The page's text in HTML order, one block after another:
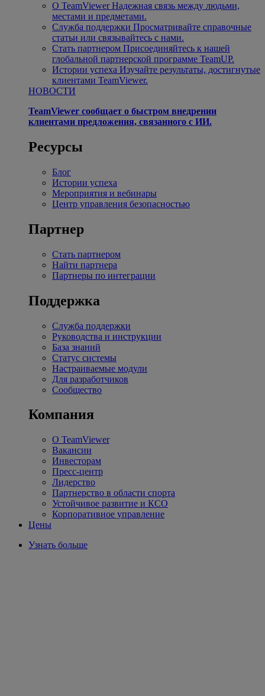
О TeamViewer Надежная связь между людьми,
местами и предметами.
Служба поддержки Просматривайте справочные
статьи или связывайтесь с нами.
Стать партнером Присоединяйтесь к нашей
глобальной партнерской программе TeamUP.
Истории успеха Изучайте результаты, достигнутые
клиентами TeamViewer.
НОВОСТИ
TeamViewer сообщает о быстром внедрении
клиентами предложения, связанного с ИИ.
Ресурсы
Блог
Истории успеха
Мероприятия и вебинары
Центр управления безопасностью
Партнер
Стать партнером
Найти партнера
Партнеры по интеграции
Поддержка
Служба поддержки
Руководства и инструкции
База знаний
Статус системы
Настраиваемые модули
Для разработчиков
Сообщество
Компания
О TeamViewer
Вакансии
Инвесторам
Пресс-центр
Лидерство
Партнерство в области спорта
Устойчивое развитие и КСО
Корпоративное управление
Цены
Узнать больше